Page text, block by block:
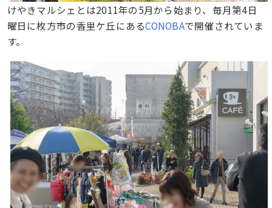
けやきマルシェとは2011年の5月から始まり、毎月第4日
曜日に枚方市の香里ケ丘にあるCONOBAで開催されていま
す。